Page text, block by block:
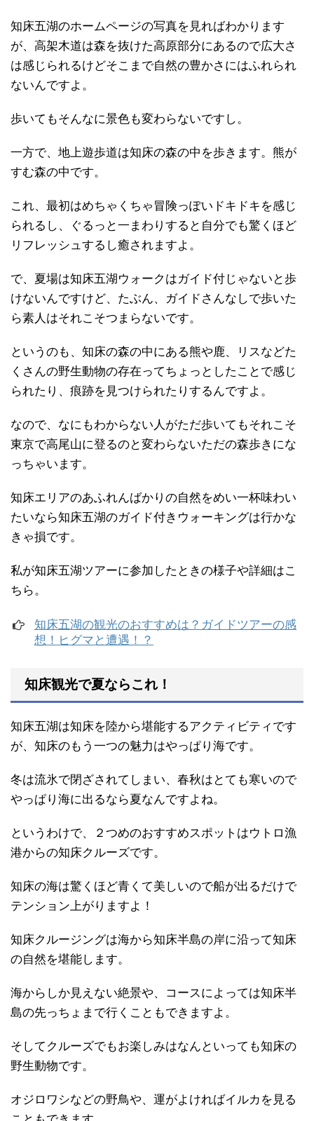
知床五湖のホームページの写真を見ればわかります
が、高架木道は森を抜けた高原部分にあるので広大さ
は感じられるけどそこまで自然の豊かさにはふれられ
ないんですよ。
歩いてもそんなに景色も変わらないですし。
一方で、地上遊歩道は知床の森の中を歩きます。熊が
すむ森の中です。
これ、最初はめちゃくちゃ冒険っぽいドキドキを感じ
られるし、ぐるっと一まわりすると自分でも驚くほど
リフレッシュするし癒されますよ。
で、夏場は知床五湖ウォークはガイド付じゃないと歩
けないんですけど、たぶん、ガイドさんなしで歩いた
ら素人はそれこそつまらないです。
というのも、知床の森の中にある熊や鹿、リスなどた
くさんの野生動物の存在ってちょっとしたことで感じ
られたり、痕跡を見つけられたりするんですよ。
なので、なにもわからない人がただ歩いてもそれこそ
東京で高尾山に登るのと変わらないただの森歩きにな
っちゃいます。
知床エリアのあふれんばかりの自然をめい一杯味わい
たいなら知床五湖のガイド付きウォーキングは行かな
きゃ損です。
私が知床五湖ツアーに参加したときの様子や詳細はこ
ちら。
知床五湖の観光のおすすめは？ガイドツアーの感
想！ヒグマと遭遇！？
知床観光で夏ならこれ！
知床五湖は知床を陸から堪能するアクティビティです
が、知床のもう一つの魅力はやっぱり海です。
冬は流氷で閉ざされてしまい、春秋はとても寒いので
やっぱり海に出るなら夏なんですよね。
というわけで、２つめのおすすめスポットはウトロ漁
港からの知床クルーズです。
知床の海は驚くほど青くて美しいので船が出るだけで
テンション上がりますよ！
知床クルージングは海から知床半島の岸に沿って知床
の自然を堪能します。
海からしか見えない絶景や、コースによっては知床半
島の先っちょまで行くこともできますよ。
そしてクルーズでもお楽しみはなんといっても知床の
野生動物です。
オジロワシなどの野鳥や、運がよければイルカを見る